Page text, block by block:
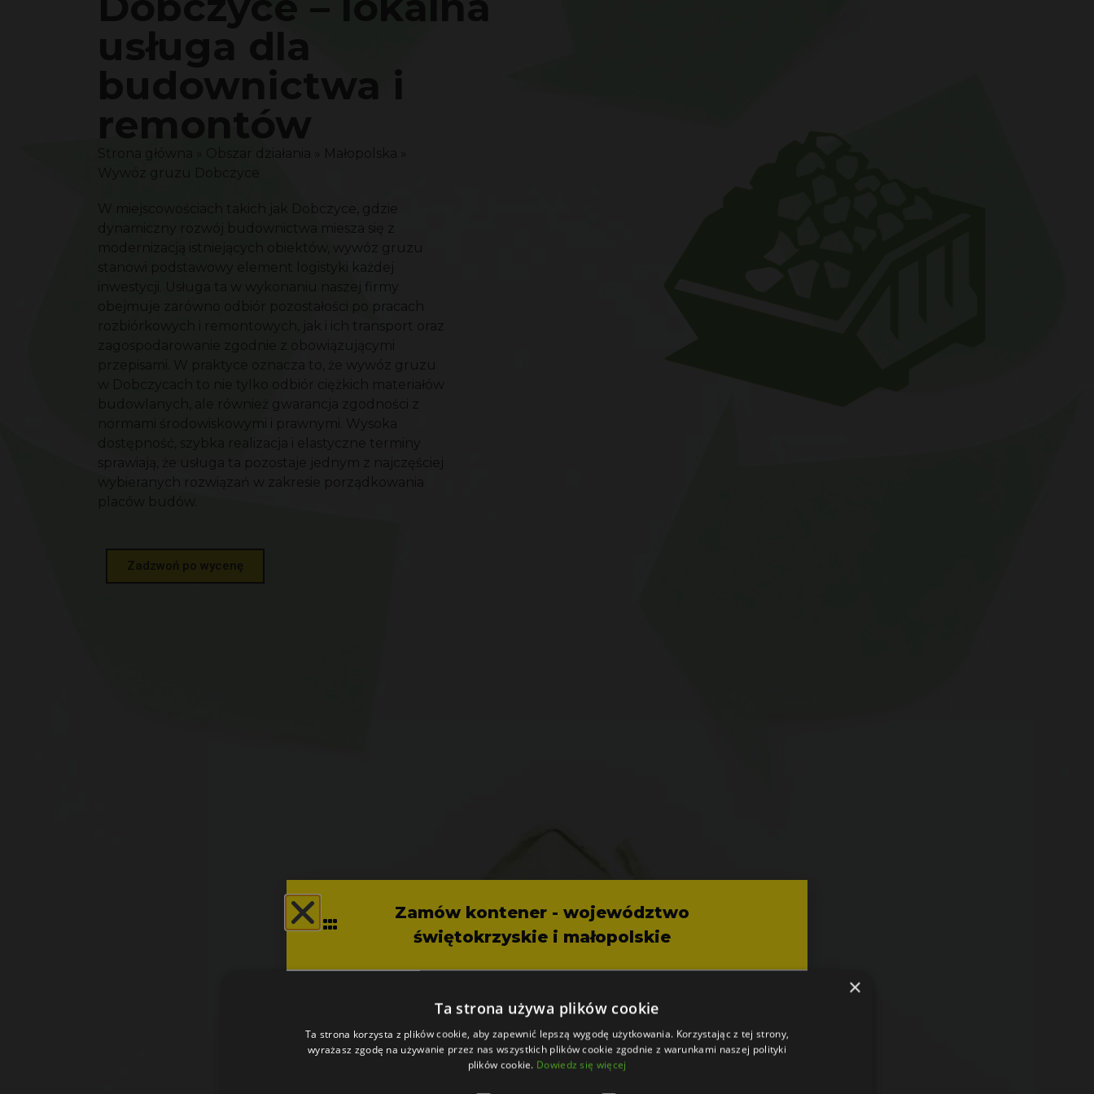
usługa dla
budownictwa i
remontów
Obszar działania Małopolska
W miejscowościach takich jak Dobczyce, gdzie
dynamiczny rozwój budownictwa miesza się z
modernizacją istniejących obiektów, wywóz gruzu
stanowi podstawowy element logistyki każdej
inwestycji. Usługa ta w wykonaniu naszej firmy
obejmuje zarówno odbiór pozostałości po pracach
rozbiórkowych i remontowych, jak i ich transport oraz
zagospodarowanie zgodnie z obowiązującymi
przepisami. W praktyce oznacza to, że wywóz gruzu
w Dobczycach to nie tylko odbiór ciężkich materiałów
budowlanych, ale również gwarancja zgodności z
normami środowiskowymi i prawnymi. Wysoka
dostępność, szybka realizacja i elastyczne terminy
sprawiają, że usługa ta pozostaje jednym z najczęściej
wybieranych rozwiązań w zakresie porządkowania
Zadzwoń po wycenę
×
Ta strona używa plików cookie
Ta strona korzysta z plików cookie, aby zapewnić lepszą wygodę użytkowania. Korzystając z tej strony,
wyrażasz zgodę na używanie przez nas wszystkich plików cookie zgodnie z warunkami naszej polityki
plików cookie. Dowiedz się więcej
Zamów kontener - województwo
świętokrzyskie i małopolskie